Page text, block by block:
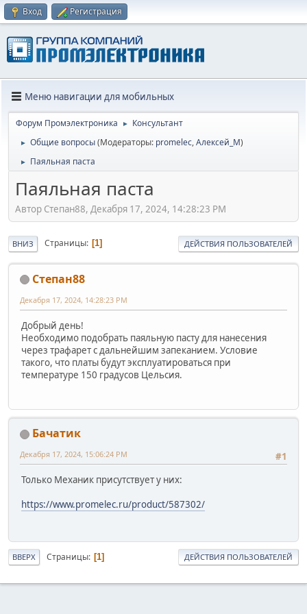
Вход Регистрация
Меню навигации для мобильных
Форум Промэлектроника ► Консультант
► Общие вопросы(Модераторы: promelec,Алексей_М)
► Паяльная паста
Паяльная паста
Автор Степан88, Декабря 17, 2024, 14:28:23 PM
ВНИЗ Страницы 1 ДЕЙСТВИЯ ПОЛЬЗОВАТЕЛЕЙ
Степан88
Декабря 17, 2024, 14:28:23 PM
Добрый день!
Необходимо подобрать паяльную пасту для нанесения
через трафарет с дальнейшим запеканием. Условие
такого, что платы будут эксплуатироваться при
температуре 150 градусов Цельсия.
Бачатик
#1
Декабря 17, 2024, 15:06:24 PM
Только Механик присутствует у них:
https://www.promelec.ru/product/587302/
ВВЕРХ Страницы 1 ДЕЙСТВИЯ ПОЛЬЗОВАТЕЛЕЙ